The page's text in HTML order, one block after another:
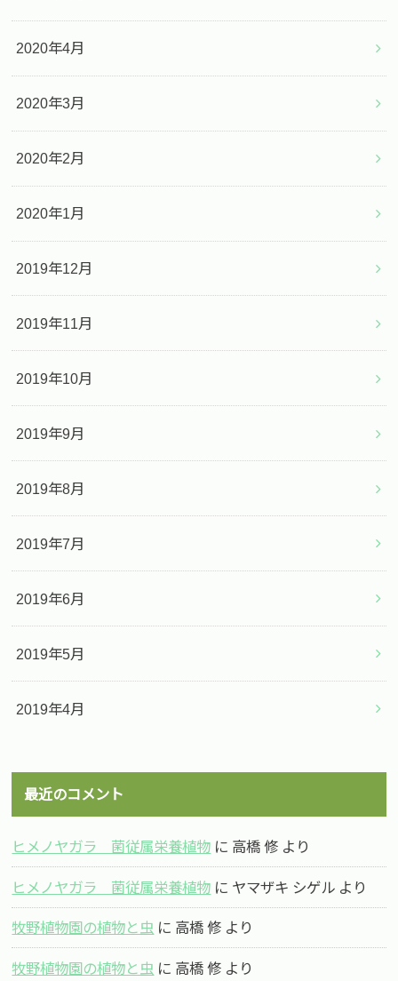
2020年4月
2020年3月
2020年2月
2020年1月
2019年12月
2019年11月
2019年10月
2019年9月
2019年8月
2019年7月
2019年6月
2019年5月
2019年4月
最近のコメント
ヒメノヤガラ 菌従属栄養植物 に 高橋 修 より
ヒメノヤガラ 菌従属栄養植物 に ヤマザキ シゲル より
牧野植物園の植物と虫 に 高橋 修 より
牧野植物園の植物と虫 に 高橋 修 より